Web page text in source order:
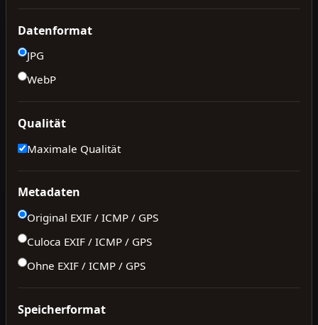
Datenformat
JPG
WebP
Qualität
Maximale Qualität
Metadaten
Original EXIF / ICMP / GPS
Culoca EXIF / ICMP / GPS
Ohne EXIF / ICMP / GPS
Speicherformat